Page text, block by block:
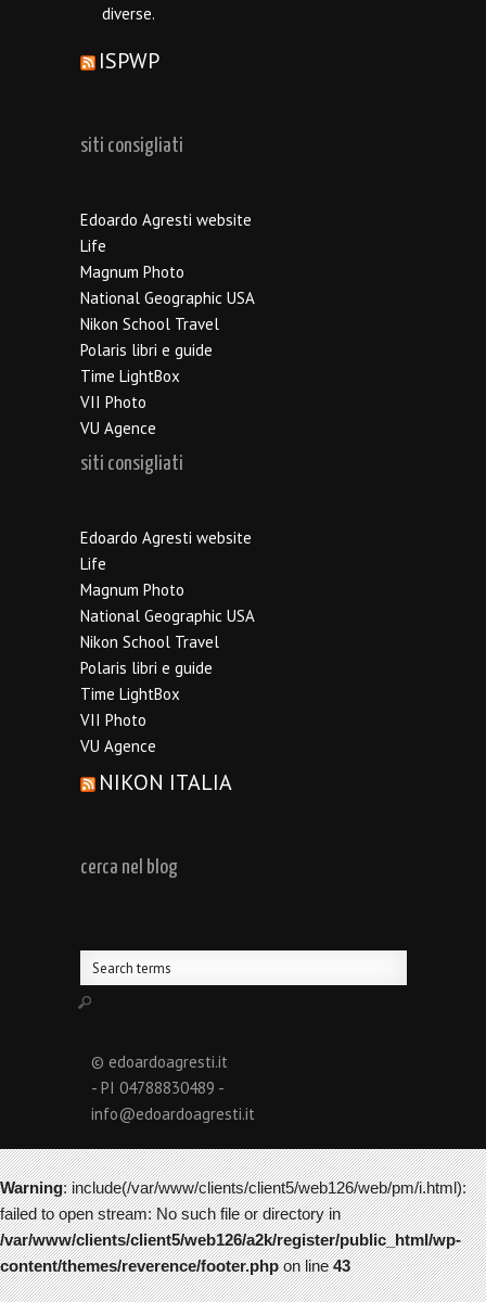
diverse.
ISPWP
siti consigliati
Edoardo Agresti website
Life
Magnum Photo
National Geographic USA
Nikon School Travel
Polaris libri e guide
Time LightBox
VII Photo
VU Agence
siti consigliati
Edoardo Agresti website
Life
Magnum Photo
National Geographic USA
Nikon School Travel
Polaris libri e guide
Time LightBox
VII Photo
VU Agence
NIKON ITALIA
cerca nel blog
© edoardoagresti.it
- PI 04788830489 -
info@edoardoagresti.it
Warning: include(/var/www/clients/client5/web126/web/pm/i.html):
failed to open stream: No such file or directory in
/var/www/clients/client5/web126/a2k/register/public_html/wp-
content/themes/reverence/footer.phpon line43